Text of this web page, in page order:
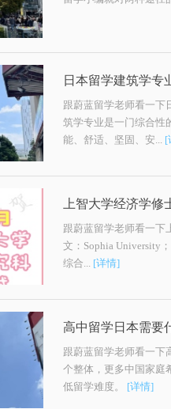
日本留学​建筑学专
跟蔚蓝留学老师看一下
筑学专业是一门综合性
能、舒适、坚固、安... [
上智大学经济学修
跟蔚蓝留学老师看一下
文：Sophia University
综合... [详情]
高中留学日本需要
跟蔚蓝留学老师看一下
个整体，更多中国家庭
低留学难度。 [详情]